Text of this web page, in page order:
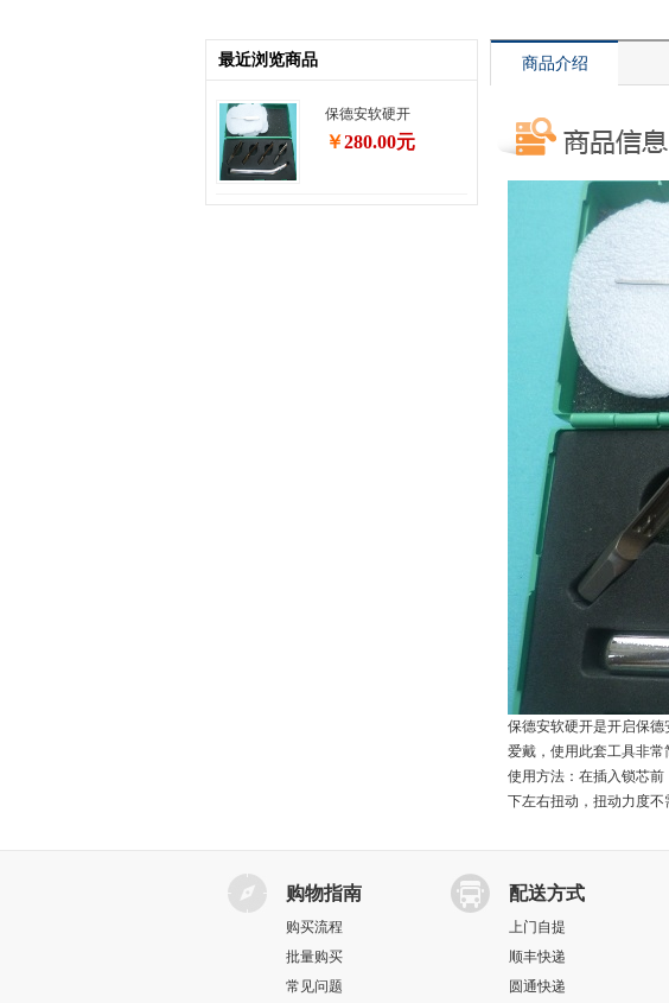
最近浏览商品
保德安软硬开
￥280.00元
商品介绍
保德安软硬开是开启保德
爱戴，使用此套工具非常
使用方法：在插入锁芯
下左右扭动，扭动力度不
购物指南
购买流程
批量购买
常见问题
配送方式
上门自提
顺丰快递
圆通快递